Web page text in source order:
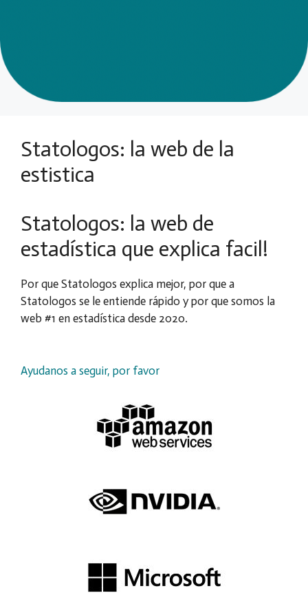
Statologos: la web de la
estistica
Statologos: la web de
estadística que explica facil!
Por que Statologos explica mejor, por que a
Statologos se le entiende rápido y por que somos la
web #1 en estadística desde 2020.
Ayudanos a seguir, por favor